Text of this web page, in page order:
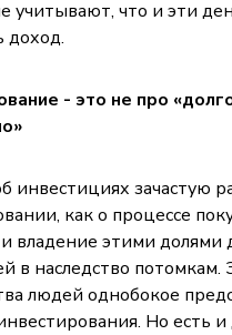
учитывают, что и эти
доход.
- это не про
инвестициях зачастую
как о процессе
владение этими долями
в наследство
людей однобокое
Но есть